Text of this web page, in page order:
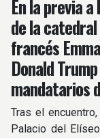
En la previa
de la
francés
Donald
mandatarios
Tras el
Palacio del